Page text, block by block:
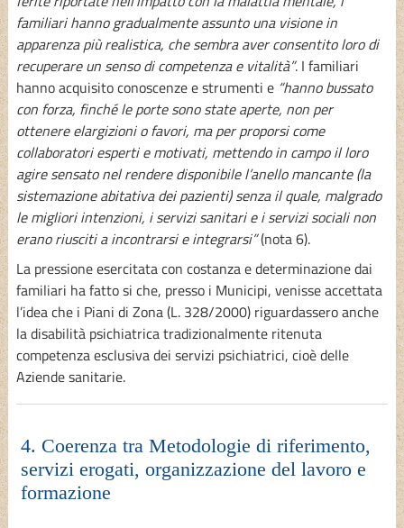
familiari hanno gradualmente assunto una visione in
apparenza più realistica, che sembra aver consentito loro di
recuperare un senso di competenza e vitalità”. I familiari
hanno acquisito conoscenze e strumenti e “hanno bussato
con forza, finché le porte sono state aperte, non per
ottenere elargizioni o favori, ma per proporsi come
collaboratori esperti e motivati, mettendo in campo il loro
agire sensato nel rendere disponibile l’anello mancante (la
sistemazione abitativa dei pazienti) senza il quale, malgrado
le migliori intenzioni, i servizi sanitari e i servizi sociali non
erano riusciti a incontrarsi e integrarsi”(nota 6).
La pressione esercitata con costanza e determinazione dai
familiari ha fatto si che, presso i Municipi, venisse accettata
l’idea che i Piani di Zona (L. 328/2000) riguardassero anche
la disabilità psichiatrica tradizionalmente ritenuta
competenza esclusiva dei servizi psichiatrici, cioè delle
Aziende sanitarie.
4. Coerenza tra Metodologie di riferimento,
servizi erogati, organizzazione del lavoro e
formazione